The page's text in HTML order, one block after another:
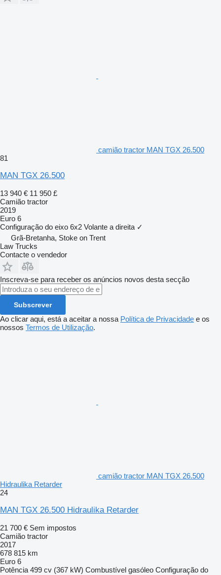
camião tractor MAN TGX 26.500
81
MAN TGX 26.500
13 940 € 11 950 £
Camião tractor
2019
Euro 6
Configuração do eixo 6x2 Volante a direita ✓
Grã-Bretanha, Stoke on Trent
Law Trucks
Contacte o vendedor
Inscreva-se para receber os anúncios novos desta secção
Subscrever
Ao clicar aqui, está a aceitar a nossa Política de Privacidade e os
nossos Termos de Utilização.
camião tractor MAN TGX 26.500
Hidraulika Retarder
24
MAN TGX 26.500 Hidraulika Retarder
21 700 € Sem impostos
Camião tractor
2017
678 815 km
Euro 6
Potência 499 cv (367 kW) Combustível gasóleo Configuração do